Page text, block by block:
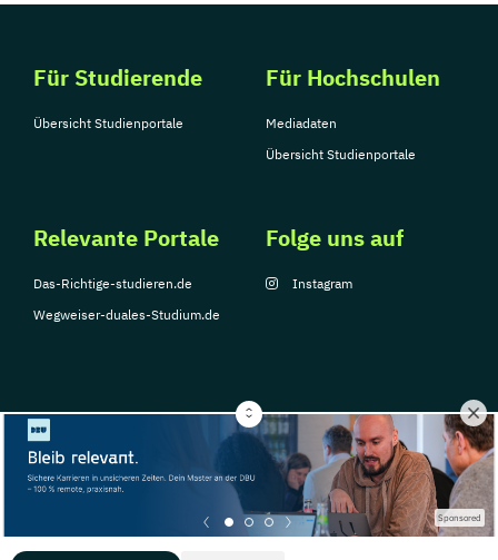
Sponsored
Für Studierende
Übersicht Studienportale
Für Hochschulen
Mediadaten
Übersicht Studienportale
Relevante Portale
Das-Richtige-studieren.de
Wegweiser-duales-Studium.de
Folge uns auf
Instagram
© Copyright 2026, TarGroup Media GmbH
Impressum
Über
Datenschutzerklärung Nutzungsbedingungen